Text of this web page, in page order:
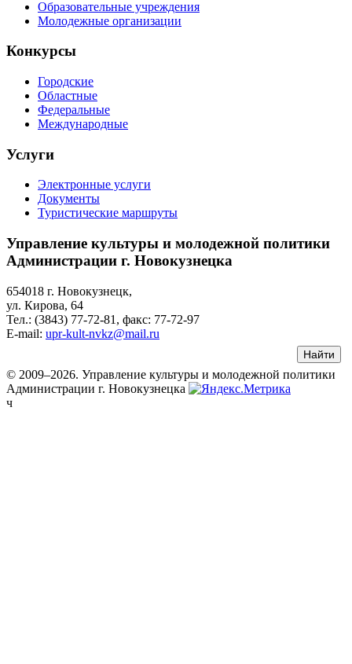
Образовательные учреждения
Молодежные организации
Конкурсы
Городские
Областные
Федеральные
Международные
Услуги
Электронные услуги
Документы
Туристические маршруты
Управление культуры и молодежной политики
Администрации г. Новокузнецка
654018 г. Новокузнецк,
ул. Кирова, 64
Тел.: (3843) 77-72-81 , факс: 77-72-97
E-mail: upr-kult-nvkz@mail.ru
© 2009–2026. Управление культуры и молодежной политики
Администрации г. Новокузнецка
ч